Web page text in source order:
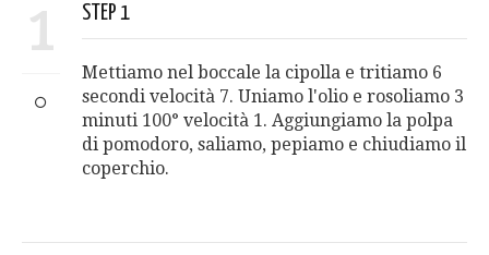
1 STEP 1
Mettiamo nel boccale la cipolla e tritiamo 6
secondi velocità 7. Uniamo l'olio e rosoliamo 3
minuti 100° velocità 1. Aggiungiamo la polpa
di pomodoro, saliamo, pepiamo e chiudiamo il
coperchio.